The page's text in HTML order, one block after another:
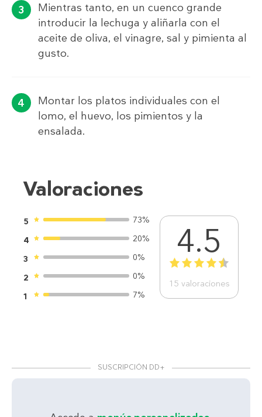
Mientras tanto, en un cuenco grande
introducir la lechuga y aliñarla con el
aceite de oliva, el vinagre, sal y pimienta al
gusto.
Montar los platos individuales con el
lomo, el huevo, los pimientos y la
ensalada.
Valoraciones
5
73%
4
20%
3
0%
2
0%
1
7%
4.5
1 2 3 4 5
15 valoraciones
SUSCRIPCIÓN DD+